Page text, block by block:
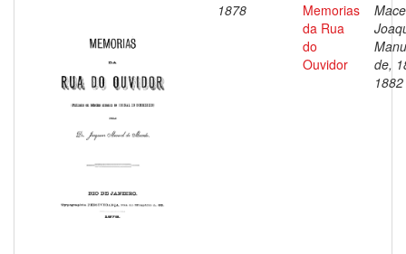
1878
Memorias
da Rua
do
Ouvidor
de,
1882